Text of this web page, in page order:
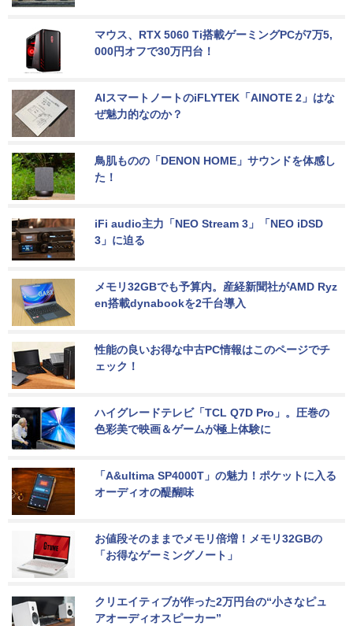
マウス、RTX 5060 Ti搭載ゲーミングPCが7万5,
000円オフで30万円台！
AIスマートノートのiFLYTEK「AINOTE 2」はな
ぜ魅力的なのか？
鳥肌ものの「DENON HOME」サウンドを体感し
た！
iFi audio主力「NEO Stream 3」「NEO iDSD
3」に迫る
メモリ32GBでも予算内。産経新聞社がAMD Ryz
en搭載dynabookを2千台導入
性能の良いお得な中古PC情報はこのページでチ
ェック！
ハイグレードテレビ「TCL Q7D Pro」。圧巻の
色彩美で映画＆ゲームが極上体験に
「A&ultima SP4000T」の魅力！ポケットに入る
オーディオの醍醐味
お値段そのままでメモリ倍増！メモリ32GBの
「お得なゲーミングノート」
クリエイティブが作った2万円台の“小さなピュ
アオーディオスピーカー”